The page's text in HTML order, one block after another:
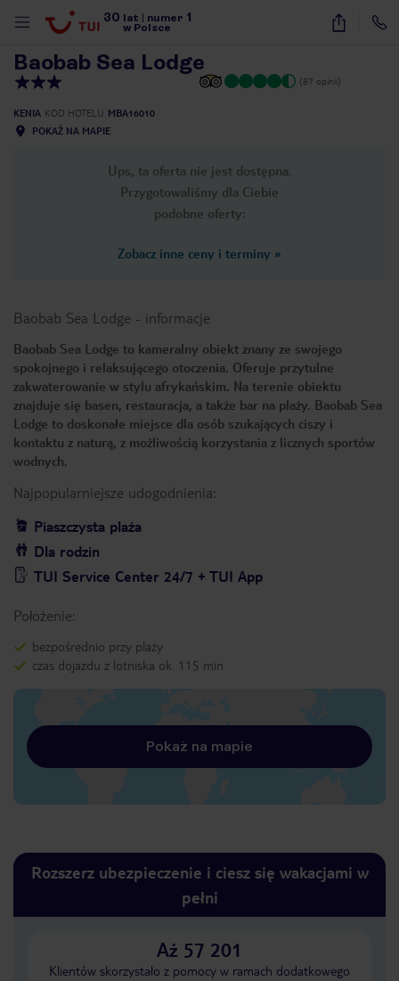
30 lat numer 1
w Polsce
23
Baobab Sea Lodge
(87 opinii)
KENIA KOD HOTELU MBA16010
POKAŻ NA MAPIE
Ups, ta oferta nie jest dostępna.
Przygotowaliśmy dla Ciebie
podobne oferty:
Zobacz inne ceny i terminy »
Baobab Sea Lodge - informacje
Baobab Sea Lodge to kameralny obiekt znany ze swojego
spokojnego i relaksującego otoczenia. Oferuje przytulne
zakwaterowanie w stylu afrykańskim. Na terenie obiektu
znajduje się basen, restauracja, a także bar na plaży. Baobab Sea
Lodge to doskonałe miejsce dla osób szukających ciszy i
kontaktu z naturą, z możliwością korzystania z licznych sportów
wodnych.
Najpopularniejsze udogodnienia:
Piaszczysta plaża
Dla rodzin
TUI Service Center 24/7 + TUI App
Położenie:
bezpośrednio przy plaży
czas dojazdu z lotniska ok. 115 min
Pokaż na mapie
Rozszerz ubezpieczenie i ciesz się wakacjami w
pełni
Aż 57 201
Klientów skorzystało z pomocy w ramach dodatkowego